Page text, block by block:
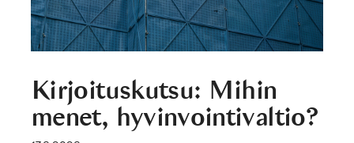
Kirjoituskutsu: Mihin
menet, hyvinvointivaltio?